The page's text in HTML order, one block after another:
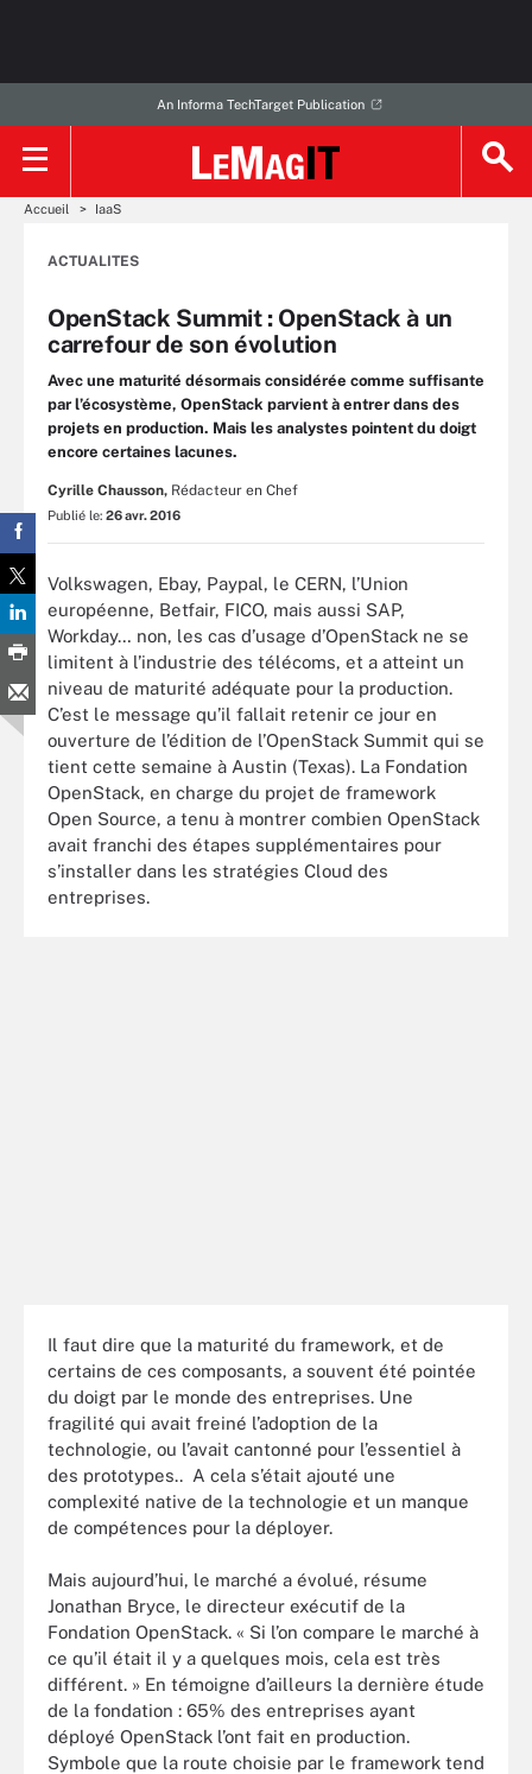
An Informa TechTarget Publication
Accueil IaaS
ACTUALITES
OpenStack Summit : OpenStack à un
carrefour de son évolution
Avec une maturité désormais considérée comme suffisante
par l’écosystème, OpenStack parvient à entrer dans des
projets en production. Mais les analystes pointent du doigt
encore certaines lacunes.
Cyrille Chausson, Rédacteur en Chef
Publié le: 26 avr. 2016
Volkswagen, Ebay, Paypal, le CERN, l’Union
européenne, Betfair, FICO, mais aussi SAP,
Workday… non, les cas d’usage d’OpenStack ne se
limitent à l’industrie des télécoms, et a atteint un
niveau de maturité adéquate pour la production.
C’est le message qu’il fallait retenir ce jour en
ouverture de l’édition de l’OpenStack Summit qui se
tient cette semaine à Austin (Texas). La Fondation
OpenStack, en charge du projet de framework
Open Source, a tenu à montrer combien OpenStack
avait franchi des étapes supplémentaires pour
s’installer dans les stratégies Cloud des
entreprises.
Il faut dire que la maturité du framework, et de
certains de ces composants, a souvent été pointée
du doigt par le monde des entreprises. Une
fragilité qui avait freiné l’adoption de la
technologie, ou l’avait cantonné pour l’essentiel à
des prototypes.. A cela s’était ajouté une
complexité native de la technologie et un manque
de compétences pour la déployer.
Mais aujourd’hui, le marché a évolué, résume
Jonathan Bryce, le directeur exécutif de la
Fondation OpenStack. « Si l’on compare le marché à
ce qu’il était il y a quelques mois, cela est très
différent. » En témoigne d’ailleurs la dernière étude
de la fondation : 65% des entreprises ayant
déployé OpenStack l’ont fait en production.
Symbole que la route choisie par le framework tend